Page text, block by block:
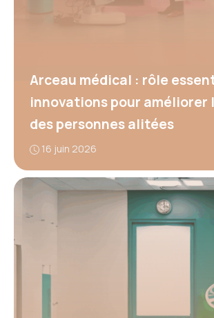
Arceau médical : rôle
innovations pour améliorer
des personnes alitées
16 juin 2026